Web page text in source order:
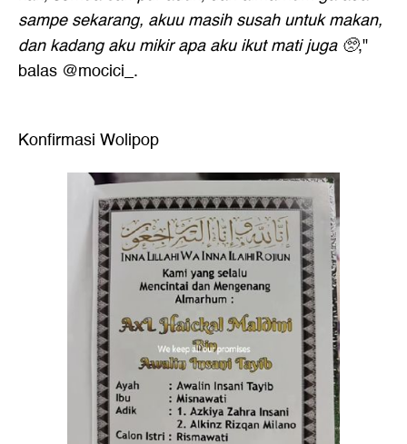
sampe sekarang, akuu masih susah untuk makan,
dan kadang aku mikir apa aku ikut mati juga 🥺,"
balas @mocici_.
Konfirmasi Wolipop